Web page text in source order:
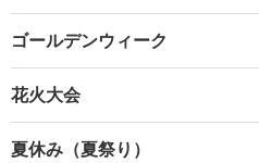
ゴールデンウィーク
花火大会
夏休み（夏祭り）